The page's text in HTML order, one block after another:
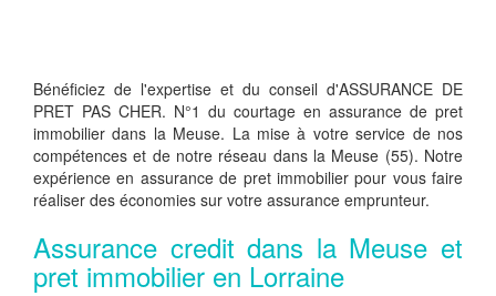
Bénéficiez de l'expertise et du conseil d'ASSURANCE DE
PRET PAS CHER. N°1 du courtage en assurance de pret
immobilier dans la Meuse. La mise à votre service de nos
compétences et de notre réseau dans la Meuse (55). Notre
expérience en assurance de pret immobilier pour vous faire
réaliser des économies sur votre assurance emprunteur.
Assurance credit dans la Meuse et
pret immobilier en Lorraine